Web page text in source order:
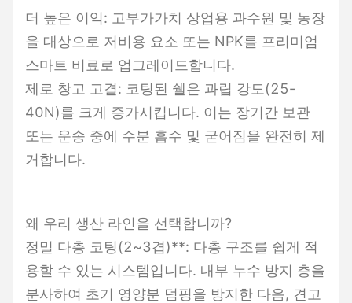
더 높은 이익: 고부가가치 상업용 과수원 및 농장
을 대상으로 저비용 요소 또는 NPK를 프리미엄
스마트 비료로 업그레이드합니다.
제로 창고 고결: 코팅된 쉘은 과립 강도(25-
40N)를 크게 증가시킵니다. 이는 장기간 보관
또는 운송 중에 수분 흡수 및 굳어짐을 완전히 제
거합니다.
왜 우리 생산 라인을 선택합니까?
정밀 다층 코팅(2~3겹)**: 다층 구조를 쉽게 적
용할 수 있는 시스템입니다. 내부 누수 방지 층을
분사하여 초기 영양분 덤핑을 방지한 다음, 견고